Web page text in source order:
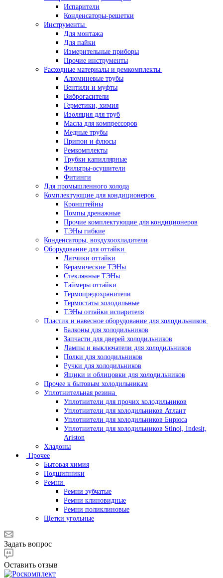
Испарители
Конденсаторы-решетки
Инструменты
Для монтажа
Для пайки
Измерительные приборы
Прочие инструменты
Расходные материалы и ремкомплекты
Алюминевые трубы
Вентили и муфты
Виброгасители
Герметики, химия
Изоляция для труб
Масла для компрессоров
Медные трубы
Припои и флюсы
Ремкомплекты
Трубки капиллярные
Фильтры-осушители
Фитинги
Для промышленного холода
Комплектующие для кондиционеров
Кронштейны
Помпы дренажные
Прочие комплектующие для кондиционеров
ТЭНы гибкие
Конденсаторы, воздухоохладители
Оборудование для оттайки
Датчики оттайки
Керамические ТЭНы
Стеклянные ТЭНы
Таймеры оттайки
Термопредохранители
Термостаты холодильные
ТЭНы оттайки испарителя
Пластик и навесное оборудование для холодильников
Балконы для холодильников
Запчасти для дверей холодильников
Лампы и выключатели для холодильников
Полки для холодильников
Ручки для холодильников
Ящики и облицовки для холодильников
Прочее к бытовым холодильникам
Уплотнительная резина
Уплотнители для прочих холодильников
Уплотнители для холодильников Атлант
Уплотнители для холодильников Бирюса
Уплотнители для холодильников Stinol, Indesit,
Ariston
Хладоны
Прочее
Бытовая химия
Подшипники
Ремни
Ремни зубчатые
Ремни клиновидные
Ремни поликлиновые
Щетки угольные
Задать вопрос
Оставить отзыв